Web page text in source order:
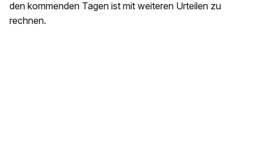
den kommenden Tagen ist mit weiteren Urteilen zu
rechnen.